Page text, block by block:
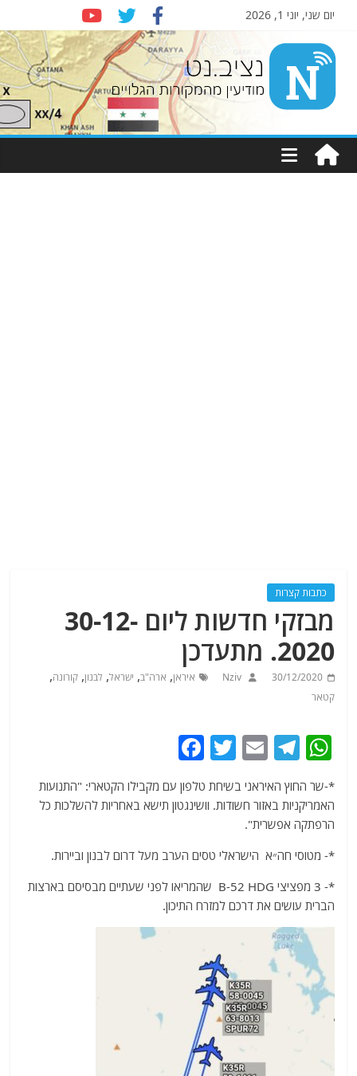
יום שני, יוני 1, 2026
Nziv.net
מודיעין
מהמקורות
כתבות קצרות
מבזקי חדשות ליום 30-12-
2020. מתעדכן
30/12/2020
Nziv איראן, ארה"ב, ישראל, לבנון,קורונה,
קטאר
W
at
s
A
p
p
T
e
g
ra
m
E
ai
T
w
itt
c
e
b
o
o
k
*-שר החוץ האיראני בשיחת טלפון עם מקבילו הקטארי: "התנועות
האמריקניות באזור חשודות. וושינגטון תישא באחריות להשלכות כל
הרפתקה אפשרית".
*- מטוסי חה״א הישראלי טסים הערב מעל דרום לבנון וביירות.
*- 3 מפציצי B-52 HDG שהמריאו לפני שעתיים מבסיסם בארצות
הברית עושים את דרכם למזרח התיכון.